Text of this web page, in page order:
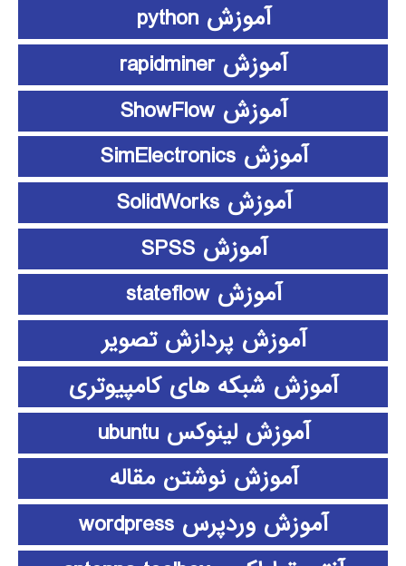
آموزش python
آموزش rapidminer
آموزش ShowFlow
آموزش SimElectronics
آموزش SolidWorks
آموزش SPSS
آموزش stateflow
آموزش پردازش تصویر
آموزش شبکه های کامپیوتری
آموزش لینوکس ubuntu
آموزش نوشتن مقاله
آموزش وردپرس wordpress